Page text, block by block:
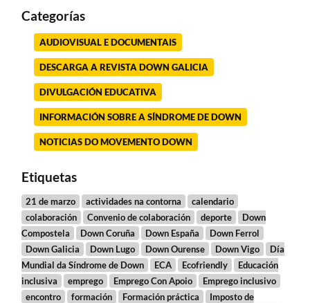
Categorías
AUDIOVISUAL E DOCUMENTAIS
DESCARGA A REVISTA DOWN GALICIA
DIVULGACIÓN EDUCATIVA
INFORMACIÓN SOBRE A SÍNDROME DE DOWN
NOTICIAS DO MOVEMENTO DOWN
Etiquetas
21 de marzo actividades na contorna
calendario
colaboración
Convenio de colaboración deporte
Down
Compostela
Down Coruña Down España
Down Ferrol
Down Galicia
Down Lugo Down Ourense Down Vigo
Día
Mundial da Síndrome de Down
ECA Ecofriendly
Educación
inclusiva
emprego Emprego Con Apoio
Emprego inclusivo
encontro
formación Formación práctica
Imposto de